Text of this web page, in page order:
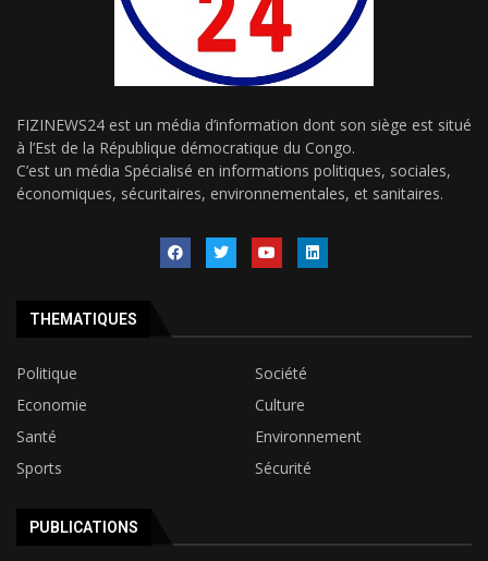
FIZINEWS24 est un média d’information dont son siège est situé
à l’Est de la République démocratique du Congo.
C’est un média Spécialisé en informations politiques, sociales,
économiques, sécuritaires, environnementales, et sanitaires.
THEMATIQUES
Politique
Société
Economie
Culture
Santé
Environnement
Sports
Sécurité
PUBLICATIONS